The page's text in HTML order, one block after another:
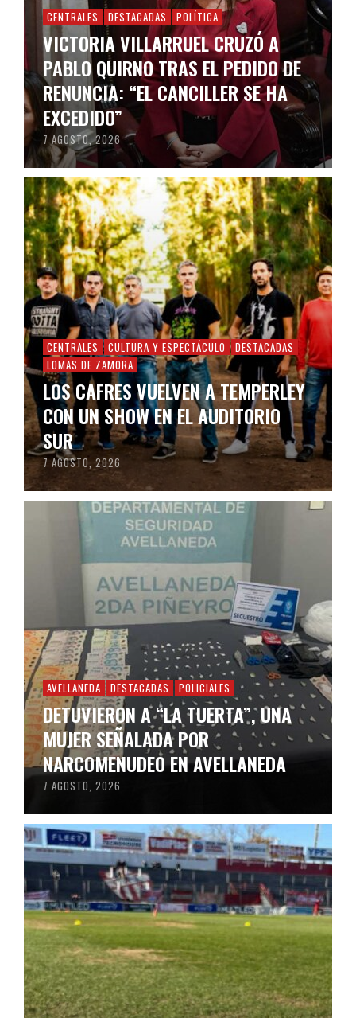
CENTRALES DESTACADAS POLÍTICA
VICTORIA VILLARRUEL CRUZÓ A
PABLO QUIRNO TRAS EL PEDIDO DE
RENUNCIA: “EL CANCILLER SE HA
EXCEDIDO”
7 AGOSTO, 2026
CENTRALES CULTURA Y ESPECTÁCULO
DESTACADAS
LOMAS DE ZAMORA
LOS CAFRES VUELVEN A TEMPERLEY
CON UN SHOW EN EL AUDITORIO
SUR
7 AGOSTO, 2026
AVELLANEDA DESTACADAS POLICIALES
DETUVIERON A “LA TUERTA”, UNA
MUJER SEÑALADA POR
NARCOMENUDEO EN AVELLANEDA
7 AGOSTO, 2026